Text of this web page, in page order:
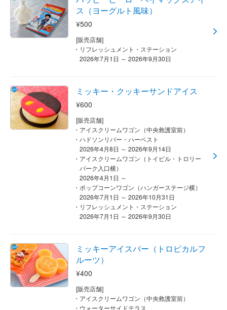
ス（ヨーグルト風味）
¥500
[販売店舗]
リフレッシュメント・ステーション
2026年7月1日 ～ 2026年9月30日
ミッキー・クッキーサンドアイス
¥600
[販売店舗]
アイスクリームワゴン（中央救護室前）
ハドソンリバー・ハーベスト
2026年4月8日 ～ 2026年9月14日
アイスクリームワゴン（トイビル・トロリー
パーク入口横）
2026年4月1日 ～
ポップコーンワゴン（ハンガーステージ横）
2026年7月1日 ～ 2026年10月31日
リフレッシュメント・ステーション
2026年7月1日 ～ 2026年9月30日
ミッキーアイスバー（トロピカルフ
ルーツ）
¥400
[販売店舗]
アイスクリームワゴン（中央救護室前）
ウォーターサイドテラス